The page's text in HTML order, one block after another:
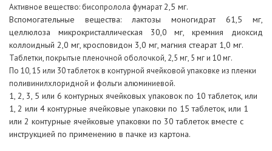
Активное вещество: бисопролола фумарат2,5 мг.
Вспомогательные вещества: лактозы моногидрат 61,5 мг,
целлюлоза микрокристаллическая 30,0 мг, кремния диоксид
коллоидный 2,0 мг, кросповидон 3,0 мг, магния стеарат 1,0 мг.
Таблетки, покрытые пленочной оболочкой, 2,5 мг, 5 мг и 10 мг.
По 10, 15 или 30 таблеток в контурной ячейковой упаковке из пленки
поливинилхлоридной и фольги алюминиевой.
1, 2, 3, 5 или 6 контурных ячейковых упаковок по 10 таблеток, или
1, 2 или 4 контурные ячейковые упаковки по 15 таблеток, или 1
или 2 контурные ячейковые упаковки по 30 таблеток вместе с
инструкцией по применению в пачке из картона.